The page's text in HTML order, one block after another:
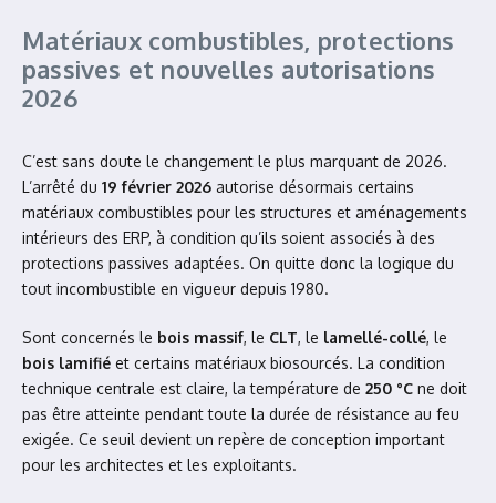
Matériaux combustibles, protections
passives et nouvelles autorisations
2026
C’est sans doute le changement le plus marquant de 2026.
L’arrêté du 19 février 2026 autorise désormais certains
matériaux combustibles pour les structures et aménagements
intérieurs des ERP, à condition qu’ils soient associés à des
protections passives adaptées. On quitte donc la logique du
tout incombustible en vigueur depuis 1980.
Sont concernés le bois massif, le CLT, le lamellé-collé, le
bois lamifié et certains matériaux biosourcés. La condition
technique centrale est claire, la température de 250 °C ne doit
pas être atteinte pendant toute la durée de résistance au feu
exigée. Ce seuil devient un repère de conception important
pour les architectes et les exploitants.